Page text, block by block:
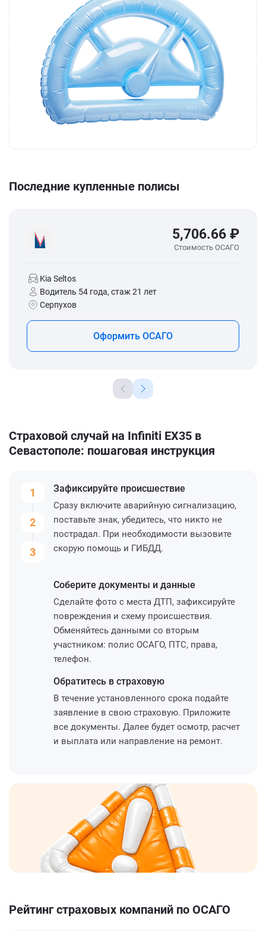
Последние купленные полисы
5,706.66 ₽
Стоимость ОСАГО
Kia Seltos
Водитель 54 года, стаж 21 лет
Серпухов
Оформить ОСАГО
Страховой случай на Infiniti EX35 в
Севастополе: пошаговая инструкция
1
2
3
Зафиксируйте происшествие
Сразу включите аварийную сигнализацию,
поставьте знак, убедитесь, что никто не
пострадал. При необходимости вызовите
скорую помощь и ГИБДД.
Соберите документы и данные
Сделайте фото с места ДТП, зафиксируйте
повреждения и схему происшествия.
Обменяйтесь данными со вторым
участником: полис ОСАГО, ПТС, права,
телефон.
Обратитесь в страховую
В течение установленного срока подайте
заявление в свою страховую. Приложите
все документы. Далее будет осмотр, расчет
и выплата или направление на ремонт.
Рейтинг страховых компаний по ОСАГО